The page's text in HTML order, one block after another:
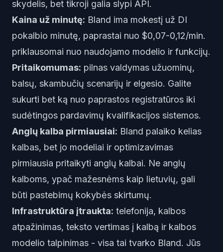
skydelis, bet tikroji galia slypi API.
Kaina už minutę: Bland ima mokestį už DI
pokalbio minutę, paprastai nuo $0,07-0,12/min.
priklausomai nuo naudojamo modelio ir funkcijų.
Pritaikomumas: pilnas valdymas užuominų,
balsų, skambučių scenarijų ir elgesio. Galite
sukurti bet ką nuo paprastos registratūros iki
sudėtingos pardavimų kvalifikacijos sistemos.
Anglų kalba pirmiausiai: Bland palaiko kelias
kalbas, bet jo modeliai ir optimizavimas
pirmiausia pritaikyti anglų kalbai. Ne anglų
kalboms, ypač mažesnėms kaip lietuvių, gali
būti pastebimų kokybės skirtumų.
Infrastruktūra įtraukta: telefonija, kalbos
atpažinimas, teksto vertimas į kalbą ir kalbos
modelio talpinimas - visa tai tvarko Bland. Jūs